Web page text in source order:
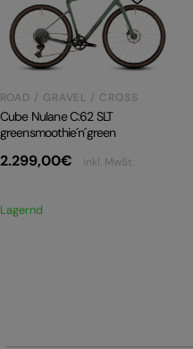
ROAD / GRAVEL / CROSS
Cube Nulane C:62 SLT
greensmoothie´n´green
2.299,00€ inkl. MwSt.
Lagernd